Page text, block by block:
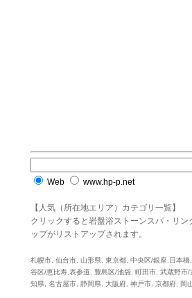
Web www.hp-p.net
【人気（所在地エリア）カテゴリ一覧】
クリックすると岩盤浴ストーンスパ・リ
ップがリストアップされます。
札幌市 仙台市 山形県 東京都 中央区/銀座,日本橋
谷区/恵比寿,表参道
豊島区/池袋 町田市 武蔵野市/
知県 名古屋市 静岡県 大阪府 神戸市 京都府 岡